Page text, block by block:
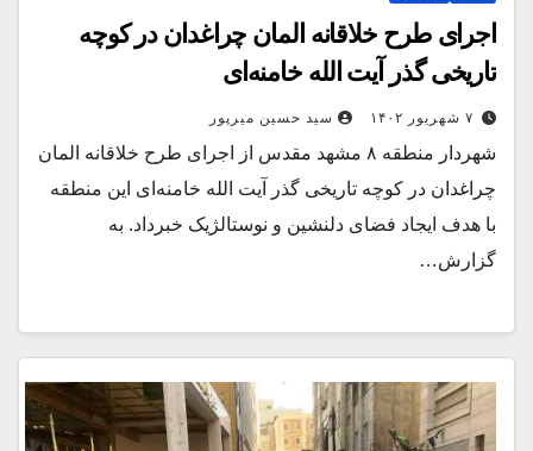
اجرای طرح خلاقانه المان چراغدان در کوچه
تاریخی گذر آیت الله خامنه‌ای
۷ شهریور ۱۴۰۲ سید حسین میرپور
شهردار منطقه ۸ مشهد مقدس از اجرای طرح خلاقانه المان
چراغدان در کوچه تاریخی گذر آیت الله خامنه‌ای این منطقه
با هدف ایجاد فضای دلنشین و نوستالژیک خبرداد. به
گزارش…